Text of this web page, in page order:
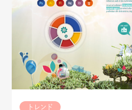
トレンド